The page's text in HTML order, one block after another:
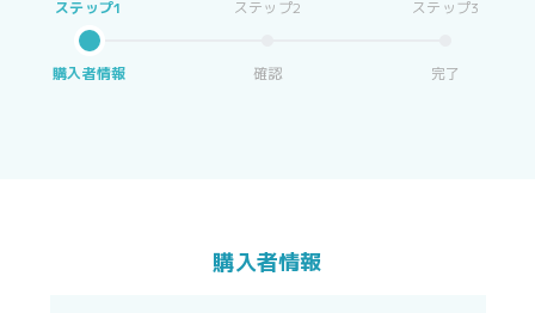
購入者情報 確認 完了
購入者情報